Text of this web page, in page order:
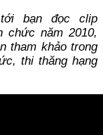
tới bạn đọc clip
chức năm 2010,
tham khảo trong
thi thăng hạng